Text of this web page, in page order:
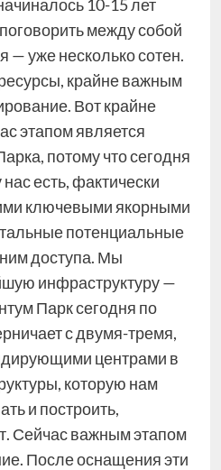
10-15 лет
между собой
— уже несколько сотен.
крайне важным
Вот крайне
этапом является
потому что сегодня
есть, фактически
ключевыми якорными
потенциальные
доступа. Мы
инфраструктуру —
Парк сегодня по
с двумя-тремя,
центрами в
которую нам
и построить,
Сейчас важным этапом
После оснащения эти